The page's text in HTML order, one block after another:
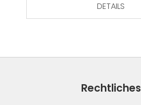
DETAILS
Rechtliches